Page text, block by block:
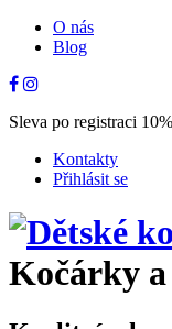
O nás
Blog
Sleva po registraci 10%
Kontakty
Přihlásit se
Kočárky a